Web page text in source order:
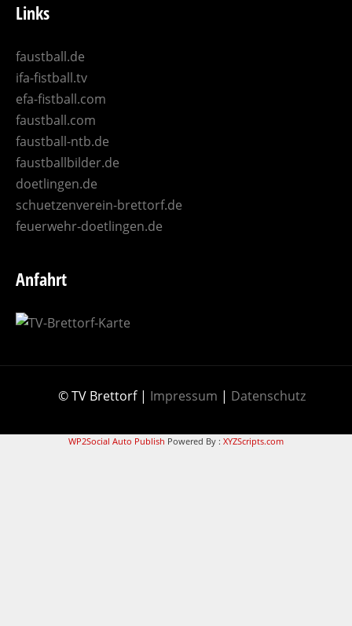
Links
faustball.de
ifa-fistball.tv
efa-fistball.com
faustball.com
faustball-ntb.de
faustballbilder.de
doetlingen.de
schuetzenverein-brettorf.de
feuerwehr-doetlingen.de
Anfahrt
© TV Brettorf | Impressum | Datenschutz
WP2Social Auto Publish Powered By : XYZScripts.com